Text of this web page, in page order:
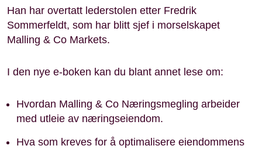
Han har overtatt lederstolen etter Fredrik
Sommerfeldt, som har blitt sjef i morselskapet
Malling & Co Markets.
I den nye e-boken kan du blant annet lese om:
Hvordan Malling & Co Næringsmegling arbeider
med utleie av næringseiendom.
Hva som kreves for å optimalisere eiendommens